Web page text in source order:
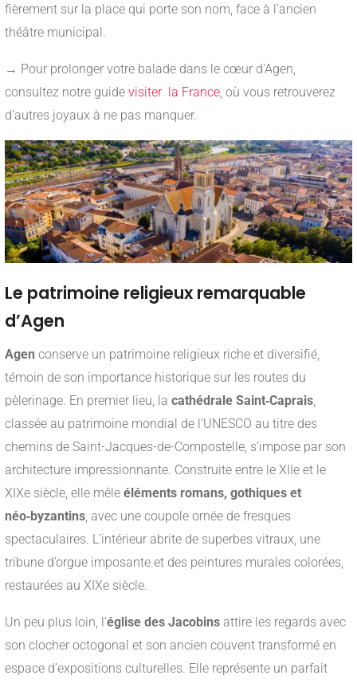
fièrement sur la place qui porte son nom, face à l’ancien
théâtre municipal.
→ Pour prolonger votre balade dans le cœur d’Agen,
consultez notre guide visiter la France , où vous retrouverez
d’autres joyaux à ne pas manquer.
Le patrimoine religieux remarquable
d’Agen
Agen conserve un patrimoine religieux riche et diversifié,
témoin de son importance historique sur les routes du
pèlerinage. En premier lieu, la cathédrale Saint‑Caprais
classée au patrimoine mondial de l’UNESCO au titre des
chemins de Saint-Jacques-de-Compostelle, s’impose par son
architecture impressionnante. Construite entre le XIIe et le
XIXe siècle, elle mêle éléments romans, gothiques et
néo‑byzantins , avec une coupole ornée de fresques
spectaculaires. L’intérieur abrite de superbes vitraux, une
tribune d’orgue imposante et des peintures murales colorées,
restaurées au XIXe siècle.
Un peu plus loin, l’église des Jacobins attire les regards avec
son clocher octogonal et son ancien couvent transformé en
espace d’expositions culturelles. Elle représente un parfait